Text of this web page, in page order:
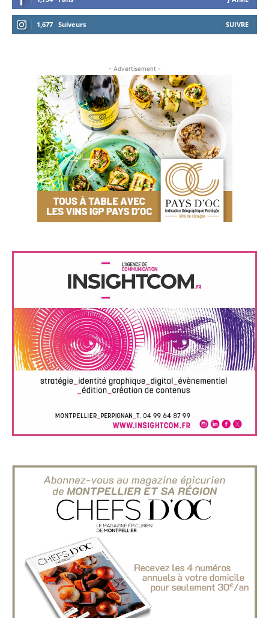
1,677 Suiveurs SUIVRE
- Advertisement -